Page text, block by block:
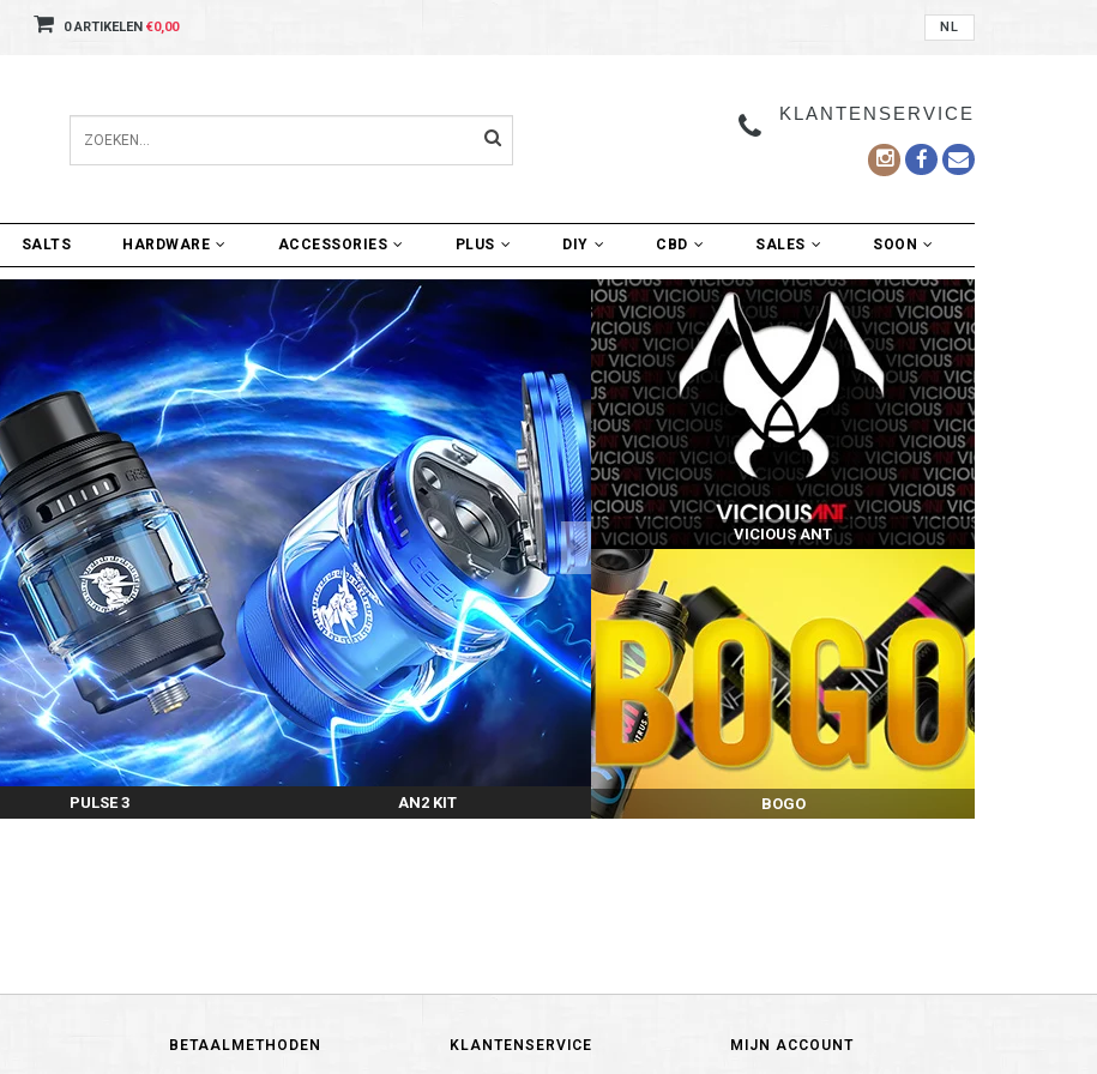
0 ARTIKELEN €0,00 NL
KLANTENSERVICE
SALTS HARDWARE ACCESSORIES PLUS DIY CBD SALES SOON
PULSE 3 AN2 KIT
VICIOUS ANT
BOGO
BETAALMETHODEN KLANTENSERVICE MIJN ACCOUNT